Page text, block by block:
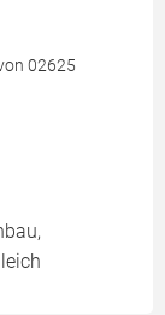
02625